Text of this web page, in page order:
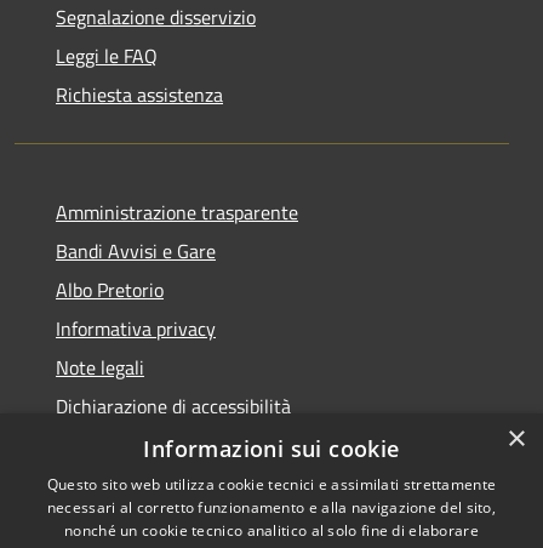
Segnalazione disservizio
Leggi le FAQ
Richiesta assistenza
Amministrazione trasparente
Bandi Avvisi e Gare
Albo Pretorio
Informativa privacy
Note legali
Dichiarazione di accessibilità
Copyright © 2026 • Comune di
×
Informazioni sui cookie
Questo sito web utilizza cookie tecnici e assimilati strettamente
necessari al corretto funzionamento e alla navigazione del sito,
nonché un cookie tecnico analitico al solo fine di elaborare